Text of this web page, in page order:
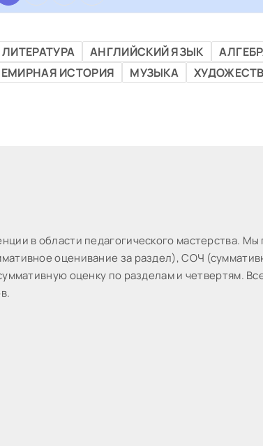
АНГЛИЙСКИЙ ЯЗЫК
ИСТОРИЯ МУЗЫКА
в oблacти пeдaгoгичecкoгo мacтepcтвa.
оценивание за раздел), СОЧ
оценку по разделам и четвертям.